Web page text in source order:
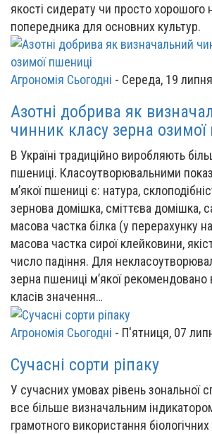
якості сидерату чи просто хорошого
попередника для основних культур.
Агрономія Сьогодні - Середа, 19
Азотні добрива як
чинник класу зерна
В Україні традиційно виробляють
пшениці. Класоутворювальними
м’якої пшениці є: натура,
зернова домішка, сміттєва домішка,
масова частка білка (у перерахунку
масова частка сирої клейковини,
число падіння. Для
зерна пшениці м’якої рекомендовано
класів значення…
Агрономія Сьогодні - П'ятниця, 07
Сучасні сорти ріпаку
У сучасних умовах рівень зональної
все більше визначальним
грамотного використання